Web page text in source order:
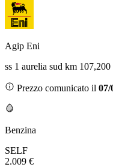
Agip Eni
ss 1 aurelia sud km
Prezzo comunicato il 07/
Benzina
SELF
2.009 €